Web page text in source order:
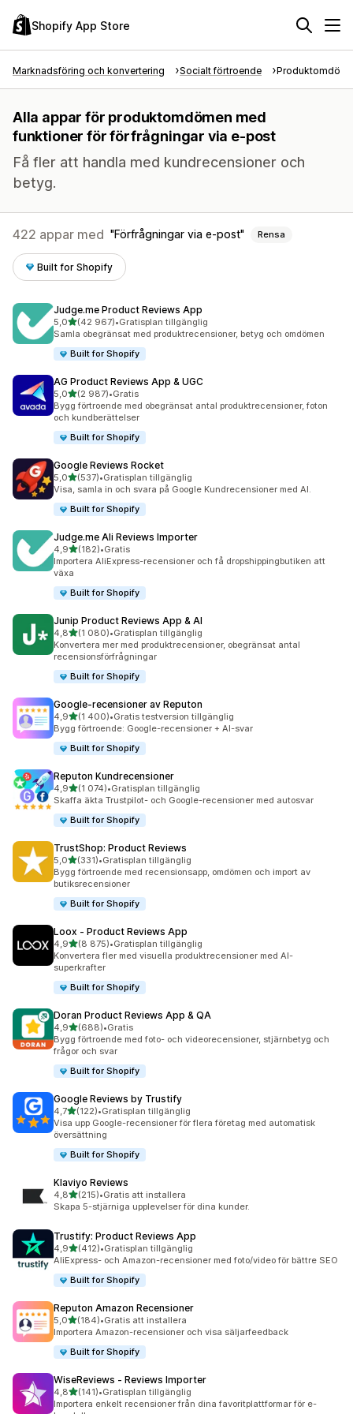
Shopify App Store
Marknadsföring och konvertering Socialt förtroende
Alla appar för produktomdömen med
funktioner för förfrågningar via e-post
Få fler att handla med kundrecensioner och
betyg.
422 appar med Förfrågningar via e-post Rensa
Built for Shopify
Judge.me Product Reviews App
5,0av 5 stjärnor
(42 967)
42967 recensioner totalt
•Gratisplan tillgänglig
Samla obegränsat med produktrecensioner, betyg och omdömen
Built for Shopify
AG Product Reviews App & UGC
5,0av 5 stjärnor
(2 987)
2987 recensioner totalt
•Gratis
Bygg förtroende med obegränsat antal produktrecensioner, foton
och kundberättelser
Built for Shopify
Google Reviews Rocket
5,0av 5 stjärnor
(537)
537 recensioner totalt
•Gratisplan tillgänglig
Visa, samla in och svara på Google Kundrecensioner med AI.
Built for Shopify
Judge.me Ali Reviews Importer
4,9av 5 stjärnor
(182)
182 recensioner totalt
•Gratis
Importera AliExpress-recensioner och få dropshippingbutiken att
växa
Built for Shopify
Junip Product Reviews App & AI
4,8av 5 stjärnor
(1 080)
1080 recensioner totalt
•Gratisplan tillgänglig
Konvertera mer med produktrecensioner, obegränsat antal
recensionsförfrågningar
Built for Shopify
Google‑recensioner av Reputon
4,9av 5 stjärnor
(1 400)
1400 recensioner totalt
•Gratis testversion tillgänglig
Bygg förtroende: Google-recensioner + AI-svar
Built for Shopify
Reputon Kundrecensioner
4,9av 5 stjärnor
(1 074)
1074 recensioner totalt
•Gratisplan tillgänglig
Skaffa äkta Trustpilot- och Google-recensioner med autosvar
Built for Shopify
TrustShop: Product Reviews
5,0av 5 stjärnor
(331)
331 recensioner totalt
•Gratisplan tillgänglig
Bygg förtroende med recensionsapp, omdömen och import av
butiksrecensioner
Built for Shopify
Loox ‑ Product Reviews App
4,9av 5 stjärnor
(8 875)
8875 recensioner totalt
•Gratisplan tillgänglig
Konvertera fler med visuella produktrecensioner med AI-
superkrafter
Built for Shopify
Doran Product Reviews App & QA
4,9av 5 stjärnor
(688)
688 recensioner totalt
•Gratis
Bygg förtroende med foto- och videorecensioner, stjärnbetyg och
frågor och svar
Built for Shopify
Google Reviews by Trustify
4,7av 5 stjärnor
(122)
122 recensioner totalt
•Gratisplan tillgänglig
Visa upp Google-recensioner för flera företag med automatisk
översättning
Built for Shopify
Klaviyo Reviews
4,8av 5 stjärnor
(215)
215 recensioner totalt
•Gratis att installera
Skapa 5-stjärniga upplevelser för dina kunder.
Trustify: Product Reviews App
4,9av 5 stjärnor
(412)
412 recensioner totalt
•Gratisplan tillgänglig
AliExpress- och Amazon-recensioner med foto/video för bättre SEO
Built for Shopify
Reputon Amazon Recensioner
5,0av 5 stjärnor
(184)
184 recensioner totalt
•Gratis att installera
Importera Amazon-recensioner och visa säljarfeedback
Built for Shopify
WiseReviews ‑ Reviews Importer
4,8av 5 stjärnor
(141)
141 recensioner totalt
•Gratisplan tillgänglig
Importera enkelt recensioner från dina favoritplattformar för e-